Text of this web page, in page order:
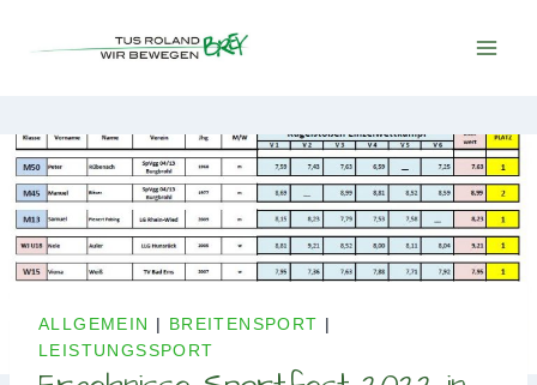
Inhalt
ALLGEMEIN | BREITENSPORT |
LEISTUNGSSPORT